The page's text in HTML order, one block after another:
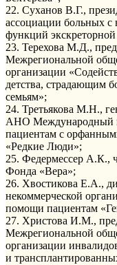
22. Суханов В.Г.,
ассоциации больных
функций
23. Терехова М.Д.,
Межрегиональной
организации
детства, страдающим
семьям»;
24. Третьякова М.Н.,
АНО Международный
пациентам с
«Редкие Люди»;
25. Федермессер А.К.,
Фонда «Вера»;
26. Хвостикова Е.А.,
некоммерческой
помощи пациентам
27. Христова И.М.,
Межрегиональной
организации
и